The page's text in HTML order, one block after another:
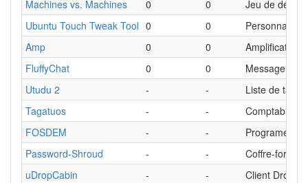
Machines vs. Machines 0 0
Jeu de
Ubuntu Touch Tweak Tool 0 0
Amp
0 0
Amplificateur
FluffyChat
0 0
Messagerie
Utudu 2
- -
Liste de
Tagatuos
- -
Comptabilité
FOSDEM
- -
Programe
Password-Shroud
- -
Coffre-fort de
uDropCabin
- -
Client